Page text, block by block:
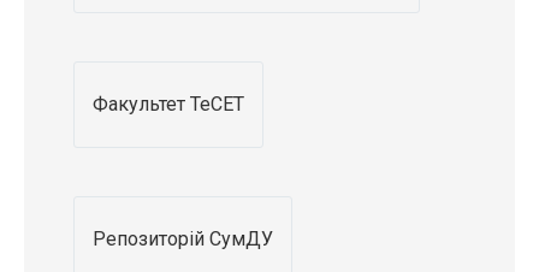
Факультет ТеСЕТ
Репозиторій СумДУ